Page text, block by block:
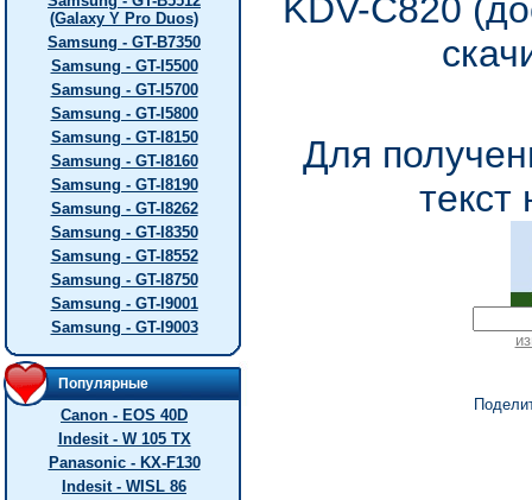
(Galaxy Y Pro Duos)
Samsung - GT-B7350
Samsung - GT-I5500
Samsung - GT-I5700
Samsung - GT-I5800
Samsung - GT-I8150
Samsung - GT-I8160
Samsung - GT-I8190
Samsung - GT-I8262
Samsung - GT-I8350
Samsung - GT-I8552
Samsung - GT-I8750
Samsung - GT-I9001
Samsung - GT-I9003
Популярные
Canon - EOS 40D
Indesit - W 105 TX
Panasonic - KX-F130
Indesit - WISL 86
KDV-C820
Для
текст